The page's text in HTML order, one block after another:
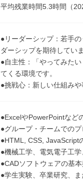
平均残業時間5.3時間（
●リーダーシップ：若手
ダーシップを期待していま
●自主性：「やってみた
てくる環境です。
●挑戦心：新しい仕組み
●ExcelやPowerPointなど
●グループ・チームでの
●HTML, CSS, JavaScript
●機械工学、電気電子工
●CADソフトウェアの基
●学生実験、卒業研究、